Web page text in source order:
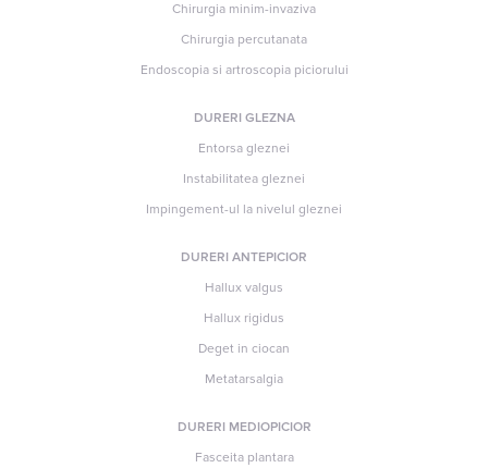
Chirurgia minim-invaziva
Chirurgia percutanata
Endoscopia si artroscopia piciorului
DURERI GLEZNA
Entorsa gleznei
Instabilitatea gleznei
Impingement-ul la nivelul gleznei
DURERI ANTEPICIOR
Hallux valgus
Hallux rigidus
Deget in ciocan
Metatarsalgia
DURERI MEDIOPICIOR
Fasceita plantara